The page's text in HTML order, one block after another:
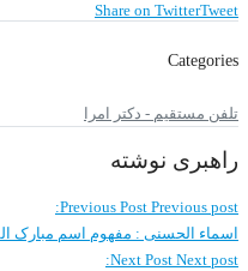
Share on TwitterTweet
Categories
تلفن مستقیم - دکتر امرا
راهبری نوشته
Previous Post Previous post:
اسماء الحسنی : مفهوم اسم مبارک
Next Post Next post: